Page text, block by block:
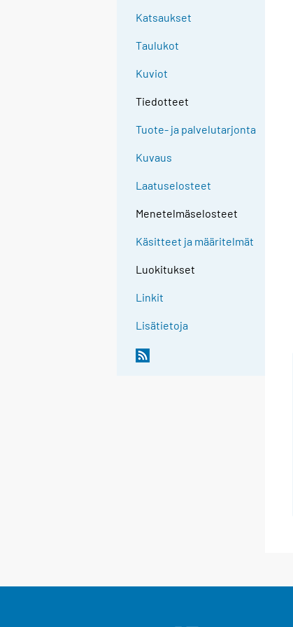
Katsaukset
Taulukot
Kuviot
Tiedotteet
Tuote- ja palvelutarjonta
Kuvaus
Laatuselosteet
Menetelmäselosteet
Käsitteet ja määritelmät
Luokitukset
Linkit
Lisätietoja